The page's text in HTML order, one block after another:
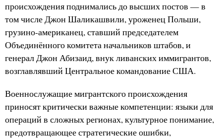
происхождения поднимались до высших постов — в
том числе Джон Шаликашвили, уроженец Польши,
грузино-американец, ставший председателем
Объединённого комитета начальников штабов, и
генерал Джон Абизаид, внук ливанских иммигрантов,
возглавлявший Центральное командование США.
Военнослужащие мигрантского происхождения
приносят критически важные компетенции: языки для
операций в сложных регионах, культурное понимание,
предотвращающее стратегические ошибки,